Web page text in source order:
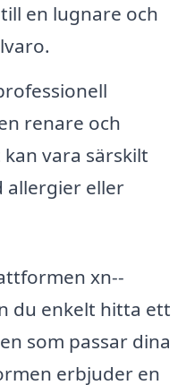
en lugnare och
renare och
vara särskilt
allergier eller
xn--
du enkelt hitta ett
som passar dina
erbjuder en